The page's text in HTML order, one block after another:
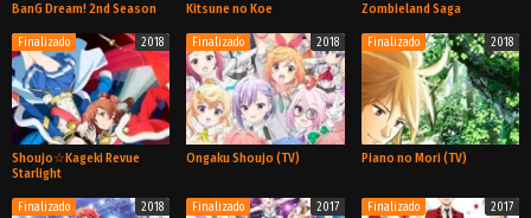
TV
BanG Dream! 2nd Season
TV
Kitsune no Koe
TV
Zombieland Saga
Finalizado 2018
Shoujo☆Kageki Revue
Starlight
Finalizado 2018
Ongaku Shoujo (TV)
Finalizado 2018
Piano no Mori (TV)
Finalizado 2018 Finalizado 2017 Finalizado 2017